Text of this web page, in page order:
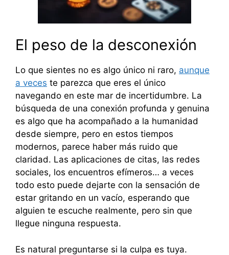
El peso de la desconexión
Lo que sientes no es algo único ni raro, aunque
a veces te parezca que eres el único
navegando en este mar de incertidumbre. La
búsqueda de una conexión profunda y genuina
es algo que ha acompañado a la humanidad
desde siempre, pero en estos tiempos
modernos, parece haber más ruido que
claridad. Las aplicaciones de citas, las redes
sociales, los encuentros efímeros… a veces
todo esto puede dejarte con la sensación de
estar gritando en un vacío, esperando que
alguien te escuche realmente, pero sin que
llegue ninguna respuesta.
Es natural preguntarse si la culpa es tuya.